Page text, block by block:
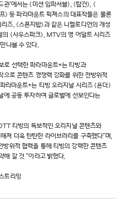
’에서는 <미션 임파서블>, <탑건>, <
> 등 파라마운트 픽쳐스의 대표작들은 물론
즈, <스폰지밥>과 같은 니켈로디언의 개성
의 <사우스파크>, MTV의 영 어덜트 시리즈
나볼 수 있다.
로 선택한 파라마운트+는 티빙과
으로 콘텐츠 경쟁력 강화를 위한 전방위적
라마운트+는 티빙 오리지널 시리즈 <욘더>
에 공동 투자하여 글로벌에 선보인다는
티빙의 독보적인 오리지널 콘텐츠와
져 더욱 탄탄한 라이브러리를 구축했다”며,
위적 협력을 통해 티빙의 강력한 콘텐츠
해 갈 것 ”이라고 밝혔다.
트리밍